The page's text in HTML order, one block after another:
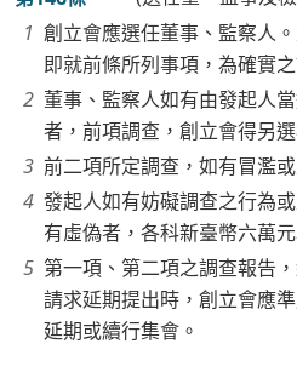
創立會應選任董事、監察人
即就前條所列事項，為確實
董事、監察人如有由發起人
者，前項調查，創立會得另
前二項所定調查，如有冒濫
發起人如有妨礙調查之行為
有虛偽者，各科新臺幣六萬
第一項、第二項之調查報告
請求延期提出時，創立會應
延期或續行集會。